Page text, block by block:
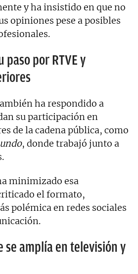
y ha insistido en que no
opiniones pese a posibles
paso por RTVE y
ha respondido a
su participación en
de la cadena pública, como
, donde trabajó junto a
minimizado esa
el formato,
polémica en redes sociales
se amplía en televisión y